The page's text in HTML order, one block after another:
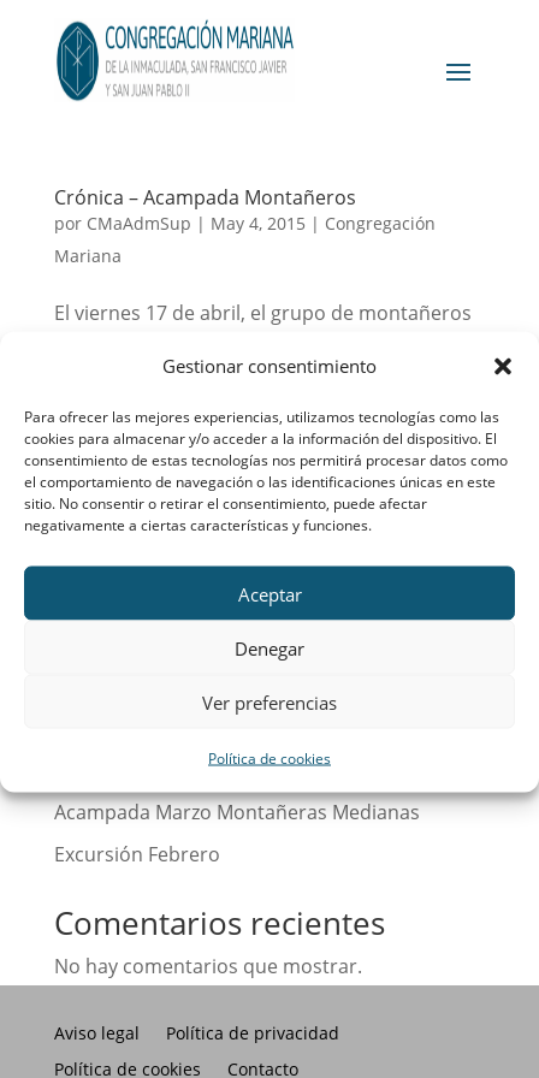
Gestionar consentimiento
Para ofrecer las mejores experiencias, utilizamos tecnologías como las
cookies para almacenar y/o acceder a la información del dispositivo. El
consentimiento de estas tecnologías nos permitirá procesar datos como
el comportamiento de navegación o las identificaciones únicas en este
sitio. No consentir o retirar el consentimiento, puede afectar
negativamente a ciertas características y funciones.
Aceptar
Denegar
Ver preferencias
Política de cookies
Crónica – Acampada Montañeros
por CMaAdmSup | May 4, 2015 | Congregación
Mariana
El viernes 17 de abril, el grupo de montañeros
compartir, un año más, la acampada antes del
campamento de verano. Cuando llegamos a
nuestro destino, parecía que iba a ser algo más
aburrida que otras acampadas anteriores,...
Buscar
Entradas recientes
Excursión Abril Montañeras Medianas
Acampada Marzo Montañeras Medianas
Excursión Febrero
Comentarios recientes
No hay comentarios que mostrar.
Aviso legal
Política de privacidad
Política de cookies
Contacto